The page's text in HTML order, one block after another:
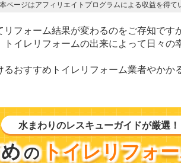
ページはアフィリエイトプログラムによる収益を得て
リフォーム結果が変わるのをご存知です
イレリフォームの出来によって日々の
おすすめトイレリフォーム業者やかか
水まわりのレスキューガイドが厳選！
のトイレリフォ